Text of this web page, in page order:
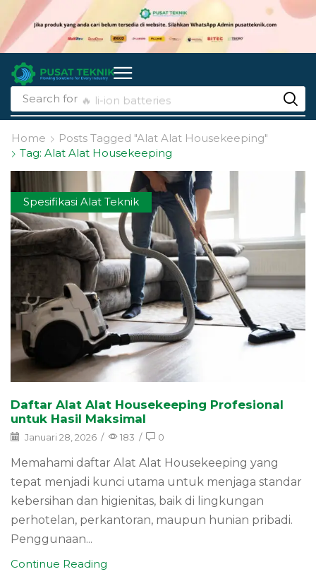
Search for 🔥 li-ion batteries
Home
Posts Tagged "Alat Alat Housekeeping"
Tag: Alat Alat Housekeeping
Spesifikasi Alat Teknik
Daftar Alat Alat Housekeeping Profesional
untuk Hasil Maksimal
Januari 28, 2026 / 183 / 0
Memahami daftar Alat Alat Housekeeping yang
tepat menjadi kunci utama untuk menjaga standar
kebersihan dan higienitas, baik di lingkungan
perhotelan, perkantoran, maupun hunian pribadi.
Penggunaan...
Continue Reading